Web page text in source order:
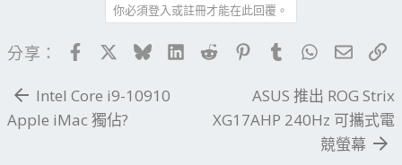
你必須登入或註冊才能在此回覆。
分享： FacebookBlueskyLinkedIn
Reddit PinterestTumblrWhatsApp
電子
Intel Core i9-10910
Apple iMac 獨佔?
ASUS 推出 ROG Strix
XG17AHP 240Hz 可攜式電
競螢幕